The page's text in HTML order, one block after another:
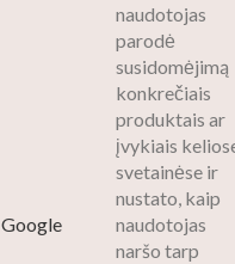
Google
naudotojas
parodė
susidomėjimą
konkrečiais
produktais ar
įvykiais
svetainėse ir
nustato, kaip
naudotojas
naršo tarp